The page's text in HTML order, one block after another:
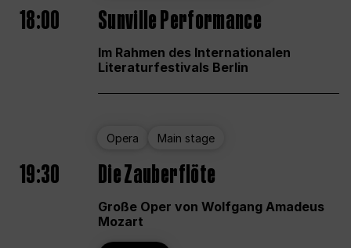
18:00 Sunville Performance
Im Rahmen des Internationalen
Literaturfestivals Berlin
Opera Main stage
19:30 Die Zauberflöte
Große Oper von Wolfgang Amadeus
Mozart